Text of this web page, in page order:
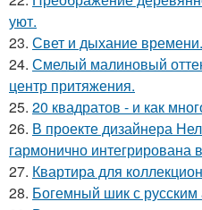
уют.
23. Свет и дыхание времени.
24. Смелый малиновый
центр притяжения.
25. 20 квадратов - и как
26. В проекте дизайнера
гармонично интегрирована
27. Квартира для
28. Богемный шик с русским